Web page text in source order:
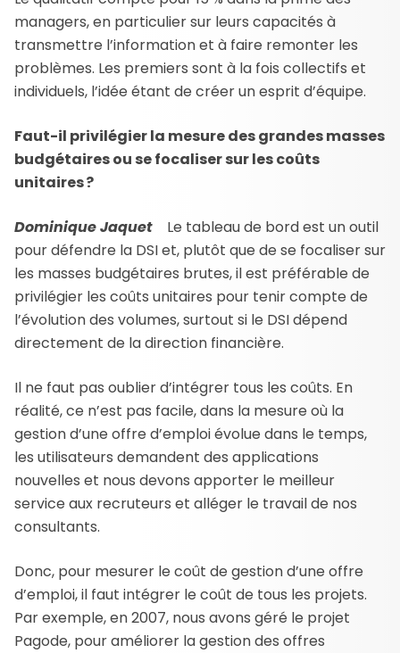
managers, en particulier sur leurs capacités à
transmettre l’information et à faire remonter les
problèmes. Les premiers sont à la fois collectifs et
individuels, l’idée étant de créer un esprit d’équipe.
Faut-il privilégier la mesure des grandes masses
budgétaires ou se focaliser sur les coûts
unitaires ?
Dominique Jaquet Le tableau de bord est un outil
pour défendre la DSI et, plutôt que de se focaliser sur
les masses budgétaires brutes, il est préférable de
privilégier les coûts unitaires pour tenir compte de
l’évolution des volumes, surtout si le DSI dépend
directement de la direction financière.
Il ne faut pas oublier d’intégrer tous les coûts. En
réalité, ce n’est pas facile, dans la mesure où la
gestion d’une offre d’emploi évolue dans le temps,
les utilisateurs demandent des applications
nouvelles et nous devons apporter le meilleur
service aux recruteurs et alléger le travail de nos
consultants.
Donc, pour mesurer le coût de gestion d’une offre
d’emploi, il faut intégrer le coût de tous les projets.
Par exemple, en 2007, nous avons géré le projet
Pagode, pour améliorer la gestion des offres